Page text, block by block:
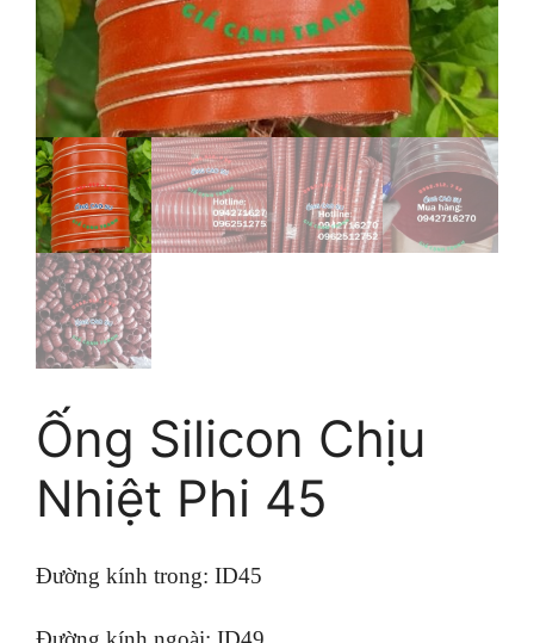
Ống Silicon Chịu
Nhiệt Phi 45
Đường kính trong: ID45